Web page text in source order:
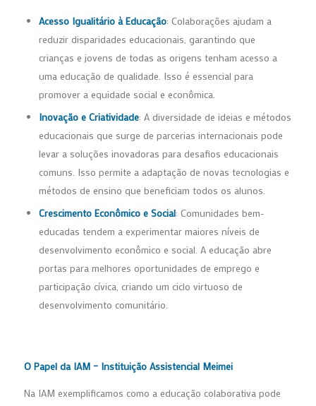
Acesso Igualitário à Educação: Colaborações ajudam a
reduzir disparidades educacionais, garantindo que
crianças e jovens de todas as origens tenham acesso a
uma educação de qualidade. Isso é essencial para
promover a equidade social e econômica.
Inovação e Criatividade: A diversidade de ideias e métodos
educacionais que surge de parcerias internacionais pode
levar a soluções inovadoras para desafios educacionais
comuns. Isso permite a adaptação de novas tecnologias e
métodos de ensino que beneficiam todos os alunos.
Crescimento Econômico e Social: Comunidades bem-
educadas tendem a experimentar maiores níveis de
desenvolvimento econômico e social. A educação abre
portas para melhores oportunidades de emprego e
participação cívica, criando um ciclo virtuoso de
desenvolvimento comunitário.
O Papel da IAM – Instituição Assistencial Meimei
Na IAM exemplificamos como a educação colaborativa pode